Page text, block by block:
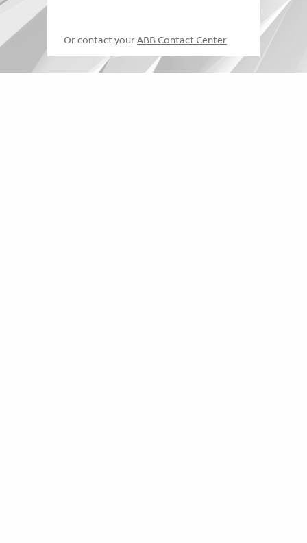
Or contact your ABB Contact Center